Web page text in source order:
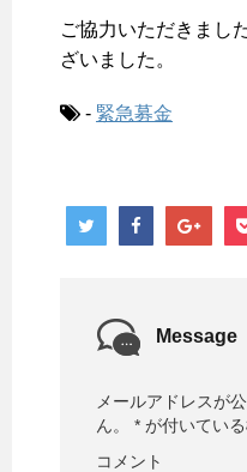
ご協力いただきまし
ざいました。
- 緊急募金
Message
メールアドレスが
ん。
* が付いてい
コメント